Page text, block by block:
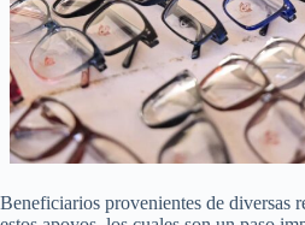
Beneficiarios provenientes de diversas